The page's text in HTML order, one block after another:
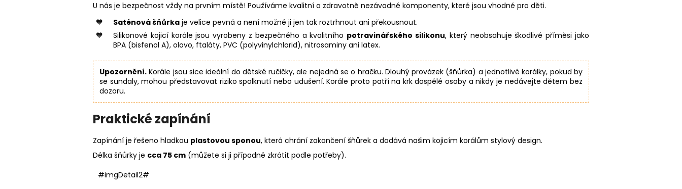
U nás je bezpečnost vždy na prvním místě! Používáme kvalitní a zdravotně nezávadné komponenty, které jsou vhodné pro děti.
Saténová šňůrka je velice pevná a není možné ji jen tak roztrhnout ani překousnout.
Silikonové kojicí korále jsou vyrobeny z bezpečného a kvalitního potravinářského silikonu, který neobsahuje škodlivé příměsi jako
BPA (bisfenol A), olovo, ftaláty, PVC (polyvinylchlorid), nitrosaminy ani latex.
Upozornění. Korále jsou sice ideální do dětské ručičky, ale nejedná se o hračku. Dlouhý provázek (šňůrka) a jednotlivé korálky, pokud by
se sundaly, mohou představovat riziko spolknutí nebo udušení. Korále proto patří na krk dospělé osoby a nikdy je nedávejte dětem bez
dozoru.
Praktické zapínání
Zapínání je řešeno hladkou plastovou sponou, která chrání zakončení šňůrek a dodává našim kojicím korálům stylový design.
Délka šňůrky je cca 75 cm (můžete si ji případně zkrátit podle potřeby).
#imgDetail2#